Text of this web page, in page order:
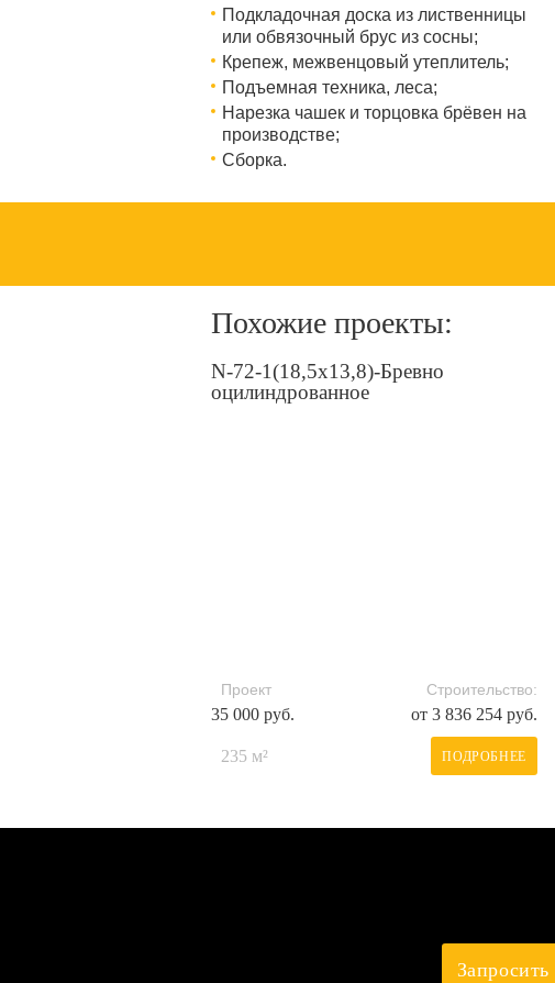
Подкладочная доска из лиственницы
или обвязочный брус из сосны;
Крепеж, межвенцовый утеплитель;
Подъемная техника, леса;​​​​​​​
Нарезка чашек и торцовка брёвен на
производстве;
Сборка.
Похожие проекты:
N-72-1(18,5х13,8)-Бревно
оцилиндрованное
Проект
35 000 руб.
Строительство:
от 3 836 254 руб.
235 м² ПОДРОБНЕЕ